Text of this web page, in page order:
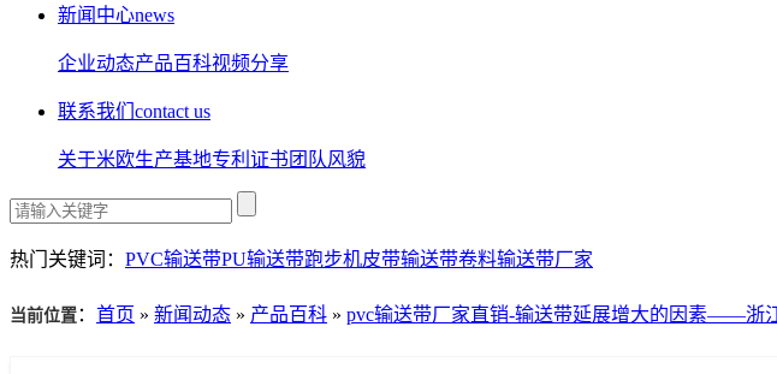
新闻中心news
企业动态产品百科视频分享
联系我们 contact us
关于米欧生产基地专利证书 团队风貌
热门关键词： PVC输送带PU输送带跑步机皮带输送带卷料输送带厂家
当前位置 ： 首页 » 新闻动态 » 产品百科 » pvc输送带厂家直销-输送带延展增大的因素——浙